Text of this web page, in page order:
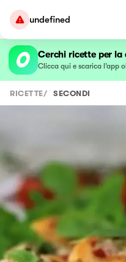
undefined
Cerchi ricette per la
Clicca qui e scarica l’app
RICETTE/ SECONDI